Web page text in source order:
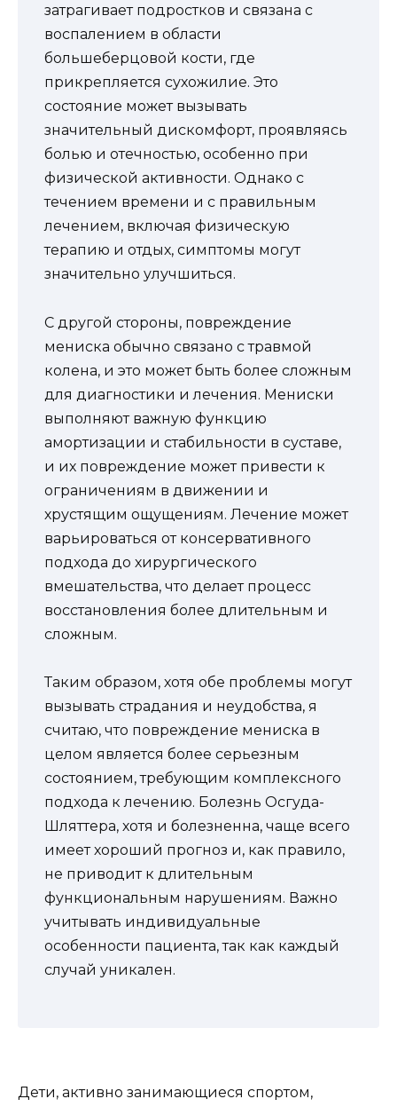
затрагивает подростков и связана с
воспалением в области
большеберцовой кости, где
прикрепляется сухожилие. Это
состояние может вызывать
значительный дискомфорт, проявляясь
болью и отечностью, особенно при
физической активности. Однако с
течением времени и с правильным
лечением, включая физическую
терапию и отдых, симптомы могут
значительно улучшиться.
С другой стороны, повреждение
мениска обычно связано с травмой
колена, и это может быть более сложным
для диагностики и лечения. Мениски
выполняют важную функцию
амортизации и стабильности в суставе,
и их повреждение может привести к
ограничениям в движении и
хрустящим ощущениям. Лечение может
варьироваться от консервативного
подхода до хирургического
вмешательства, что делает процесс
восстановления более длительным и
сложным.
Таким образом, хотя обе проблемы могут
вызывать страдания и неудобства, я
считаю, что повреждение мениска в
целом является более серьезным
состоянием, требующим комплексного
подхода к лечению. Болезнь Осгуда-
Шляттера, хотя и болезненна, чаще всего
имеет хороший прогноз и, как правило,
не приводит к длительным
функциональным нарушениям. Важно
учитывать индивидуальные
особенности пациента, так как каждый
случай уникален.
Дети, активно занимающиеся спортом,